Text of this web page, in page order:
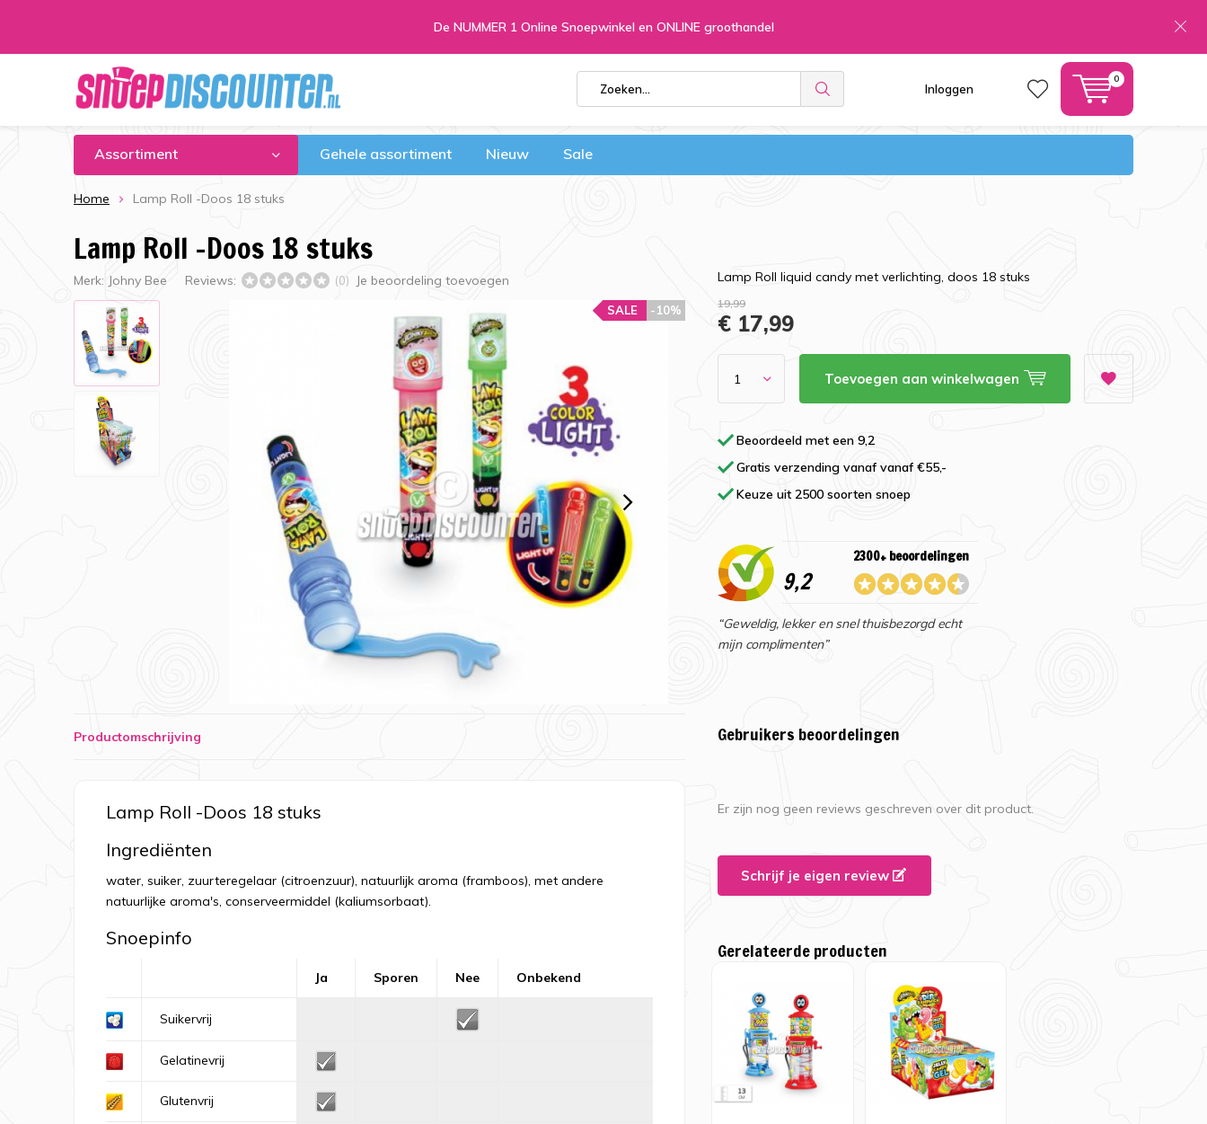
Inloggen
0
De NUMMER 1 Online Snoepwinkel en ONLINE groothandel
Assortiment Gehele assortiment Nieuw Sale
Home Lamp Roll -Doos 18 stuks
Lamp Roll -Doos 18 stuks
Merk: Johny Bee Reviews: (0) Je beoordeling toevoegen
-10%
SALE
Lamp Roll liquid candy met verlichting, doos 18 stuks
19,99
€ 17,99
Toevoegen aan winkelwagen
Beoordeeld met een 9,2
Gratis verzending vanaf vanaf €55,-
Keuze uit 2500 soorten snoep
9,2
2300+ beoordelingen
“Geweldig, lekker en snel thuisbezorgd echt
mijn complimenten”
Productomschrijving
Lamp Roll -Doos 18 stuks
Ingrediënten
water, suiker, zuurteregelaar (citroenzuur), natuurlijk aroma (framboos), met andere
natuurlijke aroma's, conserveermiddel (kaliumsorbaat).
Snoepinfo
Ja Sporen Nee Onbekend
Suikervrij
Gelatinevrij
Glutenvrij
Gebruikers beoordelingen
Er zijn nog geen reviews geschreven over dit product.
Schrijf je eigen review
Gerelateerde producten